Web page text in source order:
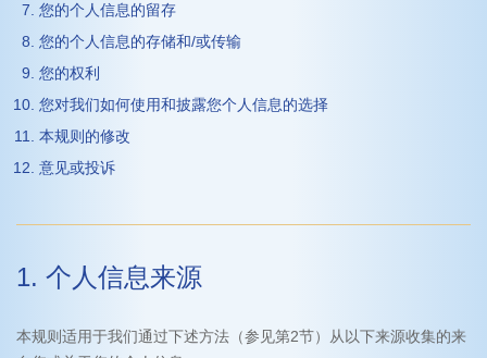
您的个人信息的留存
您的个人信息的存储和/或传输
您的权利
您对我们如何使用和披露您个人信息的选择
本规则的修改
意见或投诉
1. 个人信息来源
本规则适用于我们通过下述方法（参见第2节）从以下来源收集的来